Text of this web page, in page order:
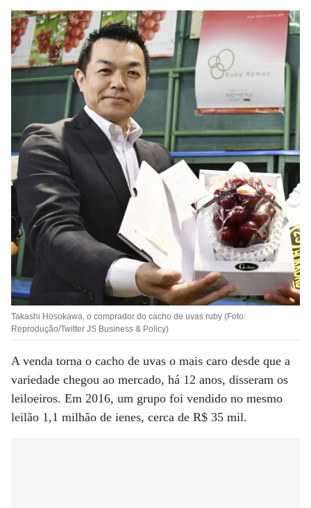
Takashi Hosokawa, o comprador do cacho de uvas ruby (Foto:
Reprodução/Twitter JS Business & Policy)
A venda torna o cacho de uvas o mais caro desde que a
variedade chegou ao mercado, há 12 anos, disseram os
leiloeiros. Em 2016, um grupo foi vendido no mesmo
leilão 1,1 milhão de ienes, cerca de R$ 35 mil.